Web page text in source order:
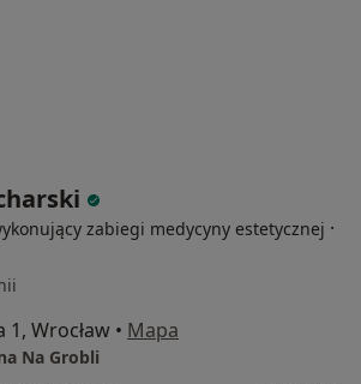
zabiegi medycyny estetycznej ·
1, Wrocław • Mapa
Na Grobli